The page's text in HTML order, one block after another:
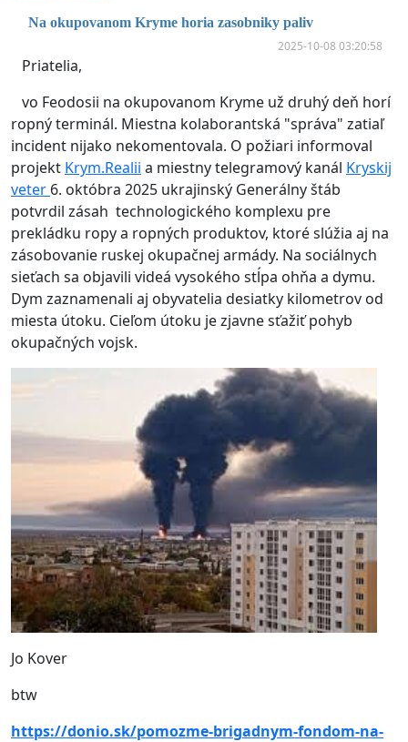
Na okupovanom Kryme horia zasobniky paliv
2025-10-08 03:20:58
Priatelia,
vo Feodosii na okupovanom Kryme už druhý deň horí
ropný terminál. Miestna kolaborantská "správa" zatiaľ
incident nijako nekomentovala. O požiari informoval
projekt Krym.Realii a miestny telegramový kanál Kryskij
veter 6. októbra 2025 ukrajinský Generálny štáb
potvrdil zásah technologického komplexu pre
prekládku ropy a ropných produktov, ktoré slúžia aj na
zásobovanie ruskej okupačnej armády. Na sociálnych
sieťach sa objavili videá vysokého stĺpa ohňa a dymu.
Dym zaznamenali aj obyvatelia desiatky kilometrov od
miesta útoku. Cieľom útoku je zjavne sťažiť pohyb
okupačných vojsk.
Jo Kover
btw
https://donio.sk/pomozme-brigadnym-fondom-na-